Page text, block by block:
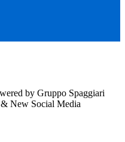
by Gruppo Spaggiari
New Social Media